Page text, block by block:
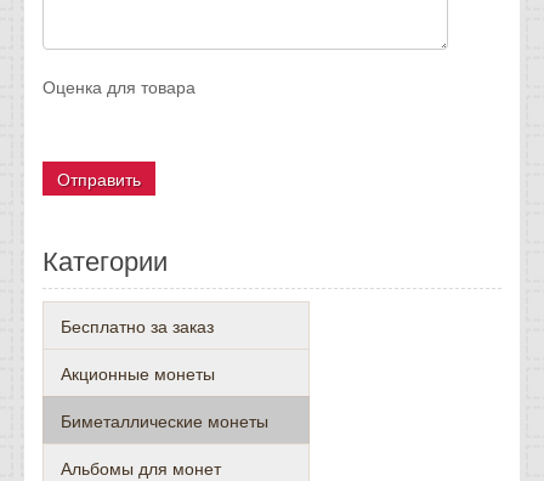
Оценка для товара
Категории
Бесплатно за заказ
Акционные монеты
Биметаллические монеты
Альбомы для монет